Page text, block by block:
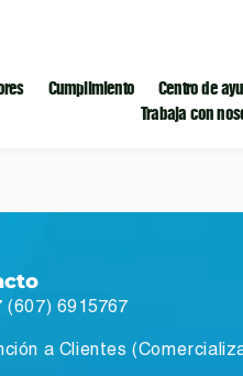
Cumplimiento
Centro de
Trabaja con
(607) 6915767
a Clientes